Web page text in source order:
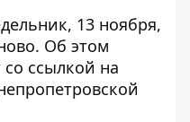
13 ноября,
Об этом
ссылкой на